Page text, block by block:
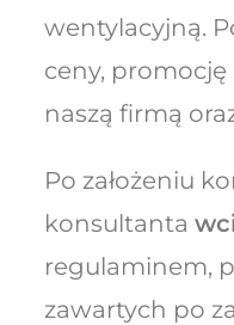
wentylacyjną.
ceny, promocję
naszą firmą
Po założeniu
konsultanta
regulaminem,
zawartych po